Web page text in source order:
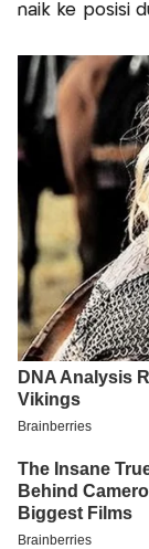
naik ke posisi